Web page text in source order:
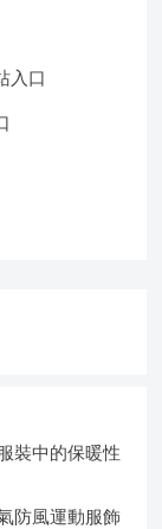
入口
裝中的保暖性
防風運動服飾